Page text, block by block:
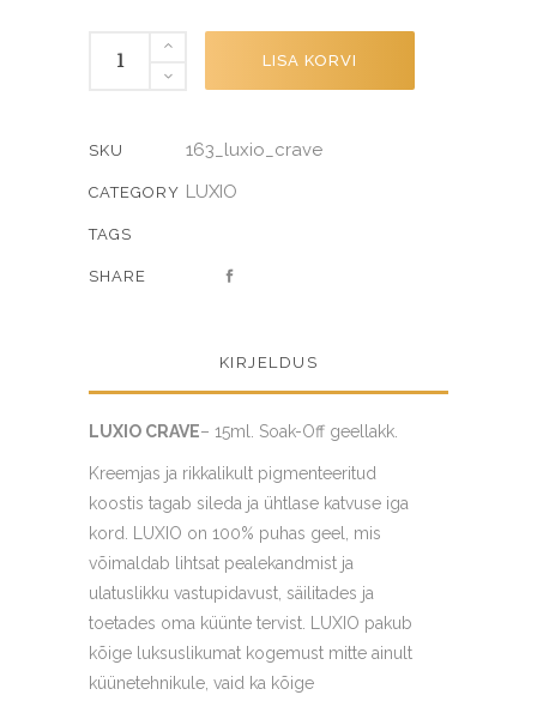
LISA KORVI
SKU 163_luxio_crave
CATEGORY LUXIO
TAGS
SHARE
KIRJELDUS
LUXIO CRAVE– 15ml. Soak-Off geellakk.
Kreemjas ja rikkalikult pigmenteeritud
koostis tagab sileda ja ühtlase katvuse iga
kord. LUXIO on 100% puhas geel, mis
võimaldab lihtsat pealekandmist ja
ulatuslikku vastupidavust, säilitades ja
toetades oma küünte tervist. LUXIO pakub
kõige luksuslikumat kogemust mitte ainult
küünetehnikule, vaid ka kõige